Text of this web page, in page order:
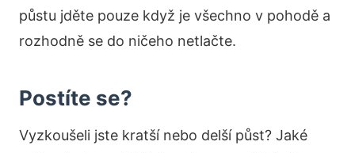
půstu jděte pouze když je všechno v pohodě a
rozhodně se do ničeho netlačte.
Postíte se?
Vyzkoušeli jste kratší nebo delší půst? Jaké